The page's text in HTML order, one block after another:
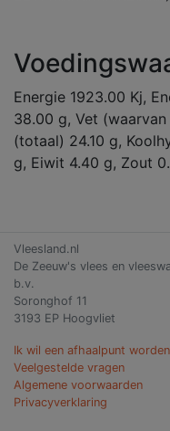
Energie 1923.00 Kj,
38.00 g, Vet
(totaal) 24.10 g,
g, Eiwit 4.40 g, Zout
Vleesland.nl
De Zeeuw's vlees en
b.v.
Soronghof 11
3193 EP Hoogvliet
Ik wil een afhaalpunt worden
Veelgestelde vragen
Algemene voorwaarden
Privacyverklaring